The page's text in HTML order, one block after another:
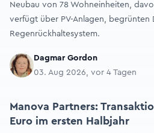
Neubau von 78 Wohneinheiten,
verfügt über PV-Anlagen, begrünten
Regenrückhaltesystem.
Dagmar Gordon
03. Aug 2026, vor 4 Tagen
Manova Partners:
Euro im ersten Halbjahr